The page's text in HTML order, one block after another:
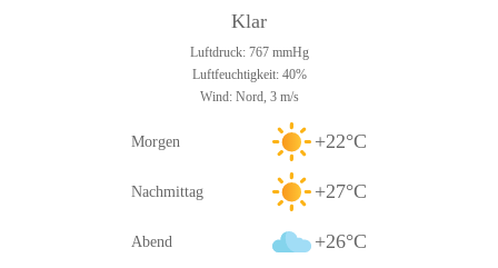
Klar
Luftdruck: 767 mmHg
Luftfeuchtigkeit: 40%
Wind: Nord, 3 m/s
Morgen +22°C
Nachmittag +27°C
Abend +26°C